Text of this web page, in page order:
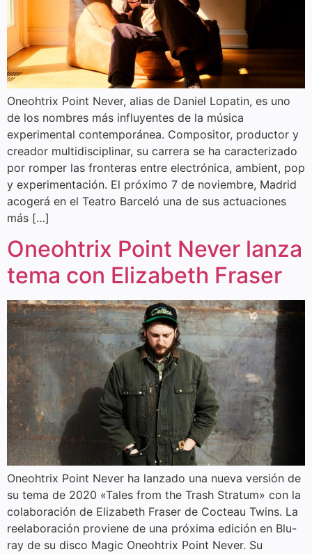
Oneohtrix Point Never, alias de Daniel Lopatin, es uno
de los nombres más influyentes de la música
experimental contemporánea. Compositor, productor y
creador multidisciplinar, su carrera se ha caracterizado
por romper las fronteras entre electrónica, ambient, pop
y experimentación. El próximo 7 de noviembre, Madrid
acogerá en el Teatro Barceló una de sus actuaciones
más […]
Oneohtrix Point Never lanza
tema con Elizabeth Fraser
Oneohtrix Point Never ha lanzado una nueva versión de
su tema de 2020 «Tales from the Trash Stratum» con la
colaboración de Elizabeth Fraser de Cocteau Twins. La
reelaboración proviene de una próxima edición en Blu-
ray de su disco Magic Oneohtrix Point Never. Su